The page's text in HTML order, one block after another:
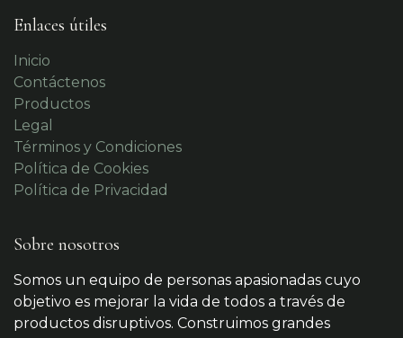
Enlaces útiles
Inicio
Contáctenos
Productos
Legal
Términos y Condiciones
Política de Cookies
Política de Privacidad
Sobre nosotros
Somos un equipo de personas apasionadas cuyo
objetivo es mejorar la vida de todos a través de
productos disruptivos. Construimos grandes